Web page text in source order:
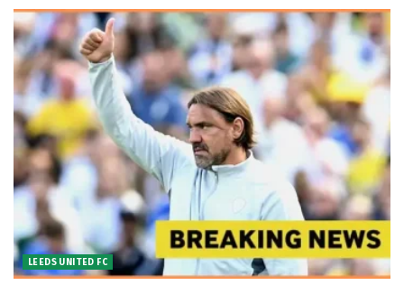
LEEDS UNITED FC